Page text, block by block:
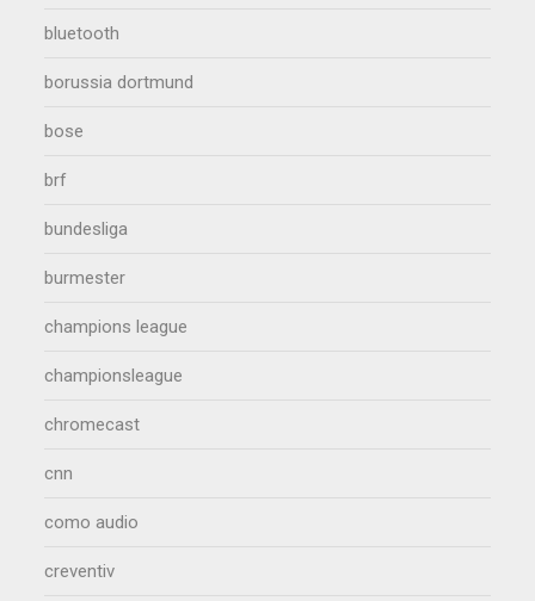
bluetooth
borussia dortmund
bose
brf
bundesliga
burmester
champions league
championsleague
chromecast
cnn
como audio
creventiv